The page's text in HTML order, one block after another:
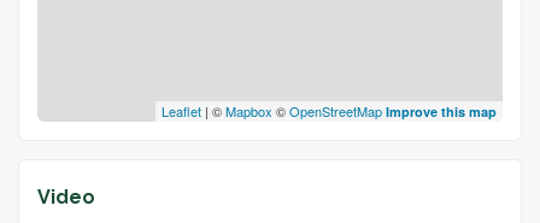
Leaflet | ©Mapbox ©OpenStreetMap Improve this map
Video